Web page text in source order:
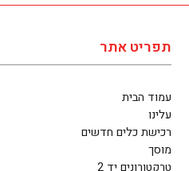
תפריט אתר
עמוד הבית
עלינו
רכישת כלים חדשים
מוסך
טרקטורונים יד 2